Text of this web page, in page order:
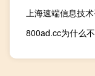
上海速端信息技
800ad.cc为什么